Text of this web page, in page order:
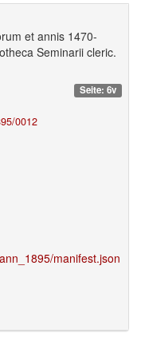
et annis 1470-
Seminarii cleric.
Seite: 6v
0012
manifest.json